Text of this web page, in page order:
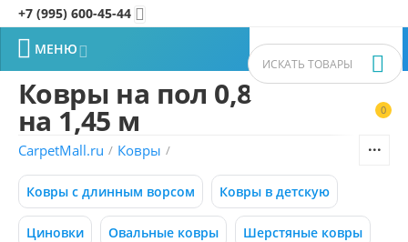
+7 (995) 600-45-44 
0


 МЕНЮ
Фильтры товаров
Р – Р
Ковры на пол 0,8
на 1,45 м
CarpetMall.ru / Ковры /
Ковры с длинным ворсом Ковры в детскую
Циновки Овальные ковры Шерстяные ковры